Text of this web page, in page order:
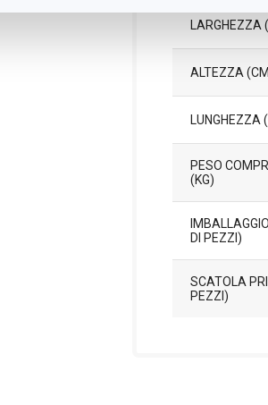
LARGHEZZA
ALTEZZA
LUNGHEZZA
PESO
(KG)
DI PEZZI)
SCATOLA
PEZZI)